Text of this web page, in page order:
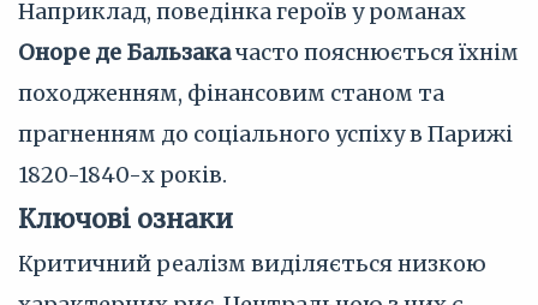
Наприклад, поведінка героїв у романах
Оноре де Бальзакачасто пояснюється їхнім
походженням, фінансовим станом та
прагненням до соціального успіху в Парижі
1820-1840-х років.
Ключові ознаки
Критичний реалізм виділяється низкою